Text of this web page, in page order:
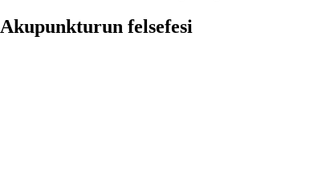
Akupunkturun felsefesi